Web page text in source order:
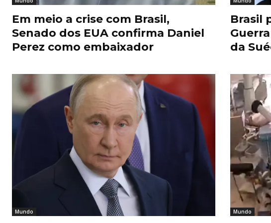
Em meio a crise com Brasil,
Senado dos EUA confirma Daniel
Perez como embaixador
Brasil
da
Mundo Mundo